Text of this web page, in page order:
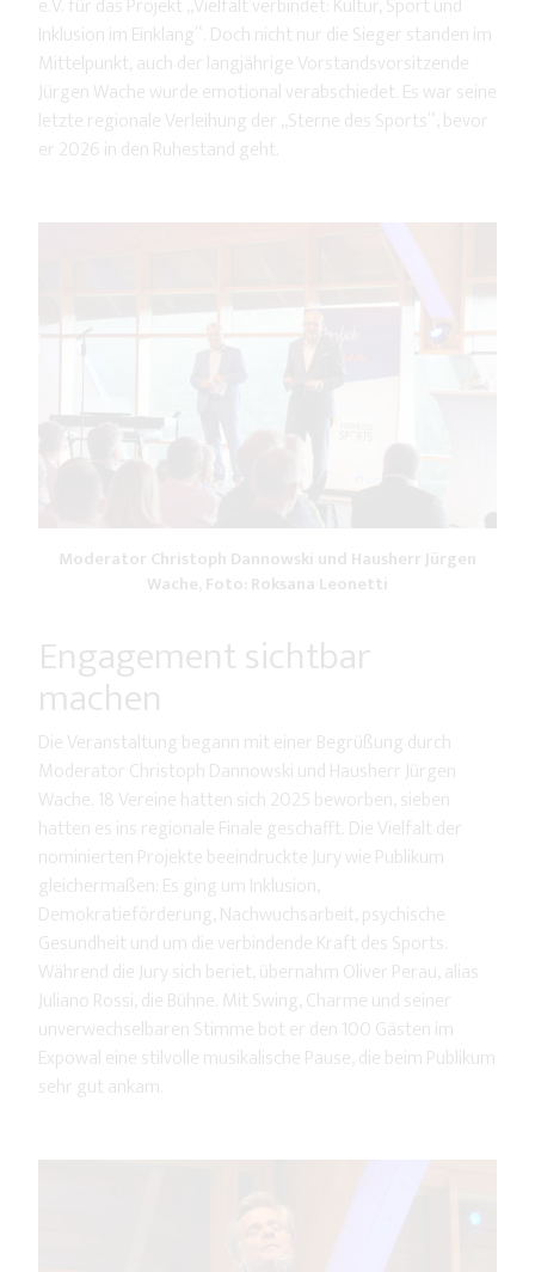
Inklusion im Einklang“. Doch nicht nur die Sieger standen im
Mittelpunkt, auch der langjährige Vorstandsvorsitzende
Jürgen Wache wurde emotional verabschiedet. Es war seine
letzte regionale Verleihung der „Sterne des Sports“, bevor
er 2026 in den Ruhestand geht.
Moderator Christoph Dannowski und Hausherr Jürgen
Wache, Foto: Roksana Leonetti
Engagement sichtbar
machen
Die Veranstaltung begann mit einer Begrüßung durch
Moderator Christoph Dannowski und Hausherr Jürgen
Wache. 18 Vereine hatten sich 2025 beworben, sieben
hatten es ins regionale Finale geschafft. Die Vielfalt der
nominierten Projekte beeindruckte Jury wie Publikum
gleichermaßen: Es ging um Inklusion,
Demokratieförderung, Nachwuchsarbeit, psychische
Gesundheit und um die verbindende Kraft des Sports.
Während die Jury sich beriet, übernahm Oliver Perau, alias
Juliano Rossi, die Bühne. Mit Swing, Charme und seiner
unverwechselbaren Stimme bot er den 100 Gästen im
Expowal eine stilvolle musikalische Pause, die beim Publikum
sehr gut ankam.